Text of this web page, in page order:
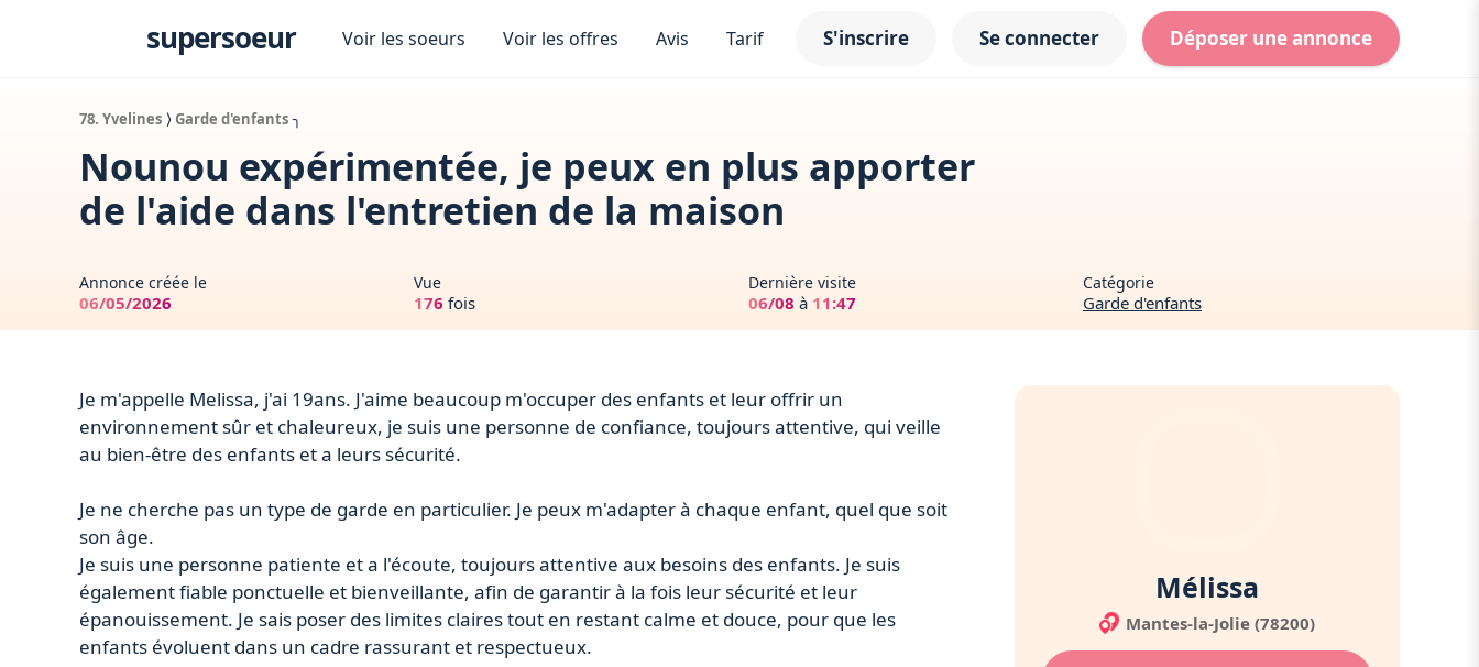
supersoeur Voir les soeurs Voir les offres Avis Tarif S'inscrire Se connecter Déposer une annonce
78. Yvelines ⟩Garde d'enfants ╮
Nounou expérimentée, je peux en plus apporter
de l'aide dans l'entretien de la maison
Annonce créée le
06/05/2026
Vue
176 fois
Dernière visite
06/08 à 11:47
Catégorie
Garde d'enfants
Je m'appelle Melissa, j'ai 19ans. J'aime beaucoup m'occuper des enfants et leur offrir un
environnement sûr et chaleureux, je suis une personne de confiance, toujours attentive, qui veille
au bien-être des enfants et a leurs sécurité.
Je ne cherche pas un type de garde en particulier. Je peux m'adapter à chaque enfant, quel que soit
son âge.
Je suis une personne patiente et a l'écoute, toujours attentive aux besoins des enfants. Je suis
également fiable ponctuelle et bienveillante, afin de garantir à la fois leur sécurité et leur
épanouissement. Je sais poser des limites claires tout en restant calme et douce, pour que les
enfants évoluent dans un cadre rassurant et respectueux.
Mélissa
Mantes-la-Jolie (78200)